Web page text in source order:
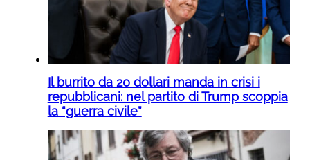
Il burrito da 20 dollari manda in crisi i
repubblicani: nel partito di Trump scoppia
la “guerra civile”